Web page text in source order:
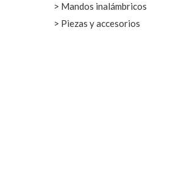
Mandos inalámbricos
Piezas y accesorios